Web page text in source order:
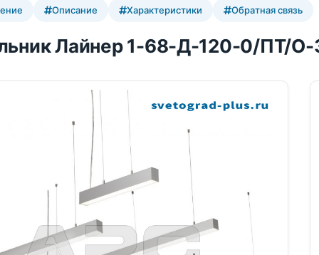
Описание Характеристики Обратная связь
Лайнер 1-68-Д-120-0/ПТ/